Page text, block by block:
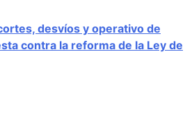
desvíos y operativo de
contra la reforma de la Ley de